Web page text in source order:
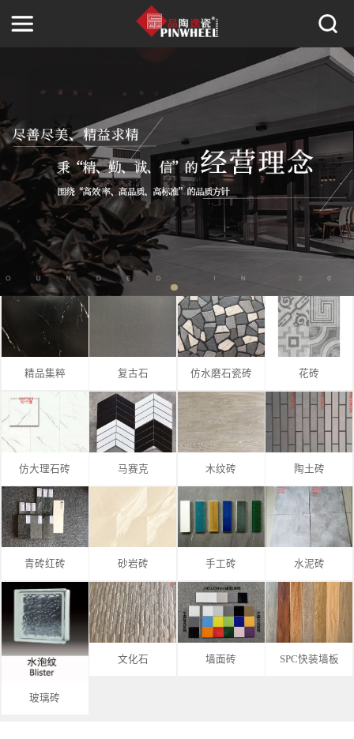
精品集粹 复古石 仿水磨石瓷砖 花砖
仿大理石砖 马赛克 木纹砖 陶土砖
青砖红砖 砂岩砖 手工砖 水泥砖
玻璃砖
文化石 墙面砖 SPC快装墙板